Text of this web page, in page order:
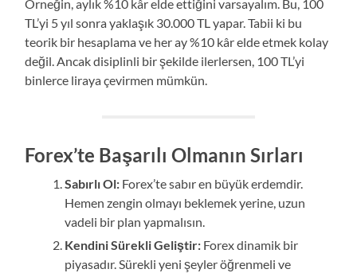
Örneğin, aylık %10 kâr elde ettiğini varsayalım. Bu, 100
TL’yi 5 yıl sonra yaklaşık 30.000 TL yapar. Tabii ki bu
teorik bir hesaplama ve her ay %10 kâr elde etmek kolay
değil. Ancak disiplinli bir şekilde ilerlersen, 100 TL’yi
binlerce liraya çevirmen mümkün.
Forex’te Başarılı Olmanın Sırları
Sabırlı Ol: Forex’te sabır en büyük erdemdir.
Hemen zengin olmayı beklemek yerine, uzun
vadeli bir plan yapmalısın.
Kendini Sürekli Geliştir: Forex dinamik bir
piyasadır. Sürekli yeni şeyler öğrenmeli ve